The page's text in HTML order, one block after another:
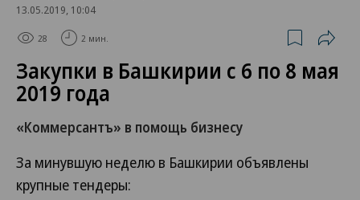
13.05.2019, 10:04
28 2 мин.
Закупки в Башкирии с 6 по 8 мая
2019 года
«Коммерсантъ» в помощь бизнесу
За минувшую неделю в Башкирии объявлены
крупные тендеры: